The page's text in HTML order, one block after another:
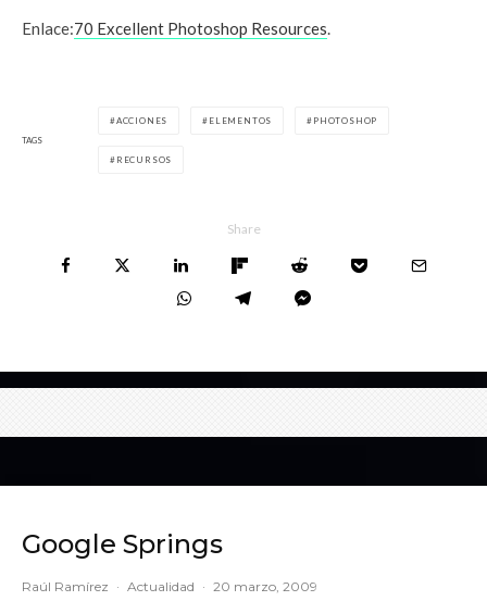
Enlace:70 Excellent Photoshop Resources.
TAGS
ACCIONES ELEMENTOS PHOTOSHOP
RECURSOS
Share
Google Springs
Raúl Ramírez · Actualidad · 20 marzo, 2009